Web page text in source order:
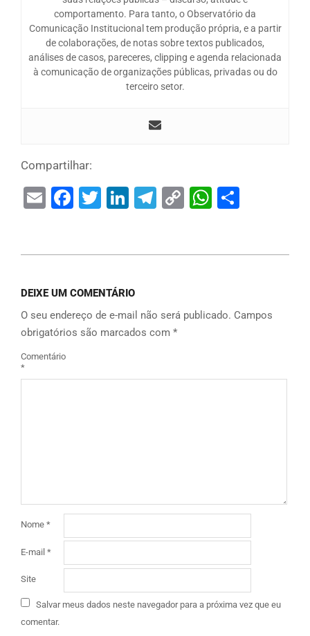
comportamento. Para tanto, o Observatório da
Comunicação Institucional tem produção própria, e a partir
de colaborações, de notas sobre textos publicados,
análises de casos, pareceres, clipping e agenda relacionada
à comunicação de organizações públicas, privadas ou do
terceiro setor.
Compartilhar:
EmailFacebook
Twitter
LinkedIn
Telegram
Copy
DEIXE UM COMENTÁRIO
O seu endereço de e-mail não será publicado. Campos
obrigatórios são marcados com *
Comentário
*
Nome *
E-mail *
Site
Salvar meus dados neste navegador para a próxima vez que eu
comentar.